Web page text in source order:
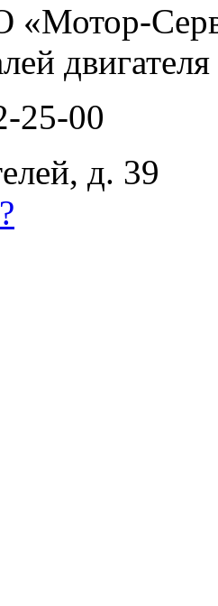
двигателя
25-00
д. 39